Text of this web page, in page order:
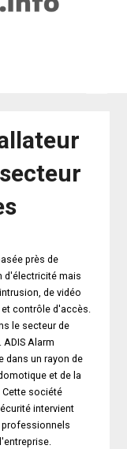
près de
d'électricité mais
de vidéo
contrôle d'accès.
le secteur de
Alarm
dans un rayon de
et de la
société
intervient
professionnels